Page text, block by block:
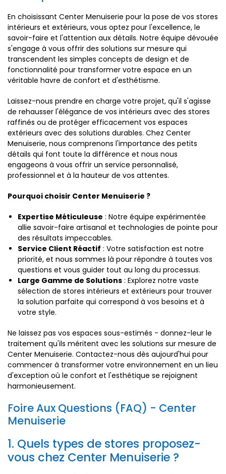
En choisissant Center Menuiserie pour la pose de vos stores
intérieurs et extérieurs, vous optez pour l'excellence, le
savoir-faire et l'attention aux détails. Notre équipe dévouée
s'engage à vous offrir des solutions sur mesure qui
transcendent les simples concepts de design et de
fonctionnalité pour transformer votre espace en un
véritable havre de confort et d'esthétisme.
Laissez-nous prendre en charge votre projet, qu'il s'agisse
de rehausser l'élégance de vos intérieurs avec des stores
raffinés ou de protéger efficacement vos espaces
extérieurs avec des solutions durables. Chez Center
Menuiserie, nous comprenons l'importance des petits
détails qui font toute la différence et nous nous
engageons à vous offrir un service personnalisé,
professionnel et à la hauteur de vos attentes.
Pourquoi choisir Center Menuiserie ?
Expertise Méticuleuse : Notre équipe expérimentée
allie savoir-faire artisanal et technologies de pointe pour
des résultats impeccables.
Service Client Réactif : Votre satisfaction est notre
priorité, et nous sommes là pour répondre à toutes vos
questions et vous guider tout au long du processus.
Large Gamme de Solutions : Explorez notre vaste
sélection de stores intérieurs et extérieurs pour trouver
la solution parfaite qui correspond à vos besoins et à
votre style.
Ne laissez pas vos espaces sous-estimés - donnez-leur le
traitement qu'ils méritent avec les solutions sur mesure de
Center Menuiserie. Contactez-nous dès aujourd'hui pour
commencer à transformer votre environnement en un lieu
d'exception où le confort et l'esthétique se rejoignent
harmonieusement.
Foire Aux Questions (FAQ) - Center
Menuiserie
1. Quels types de stores proposez-
vous chez Center Menuiserie ?